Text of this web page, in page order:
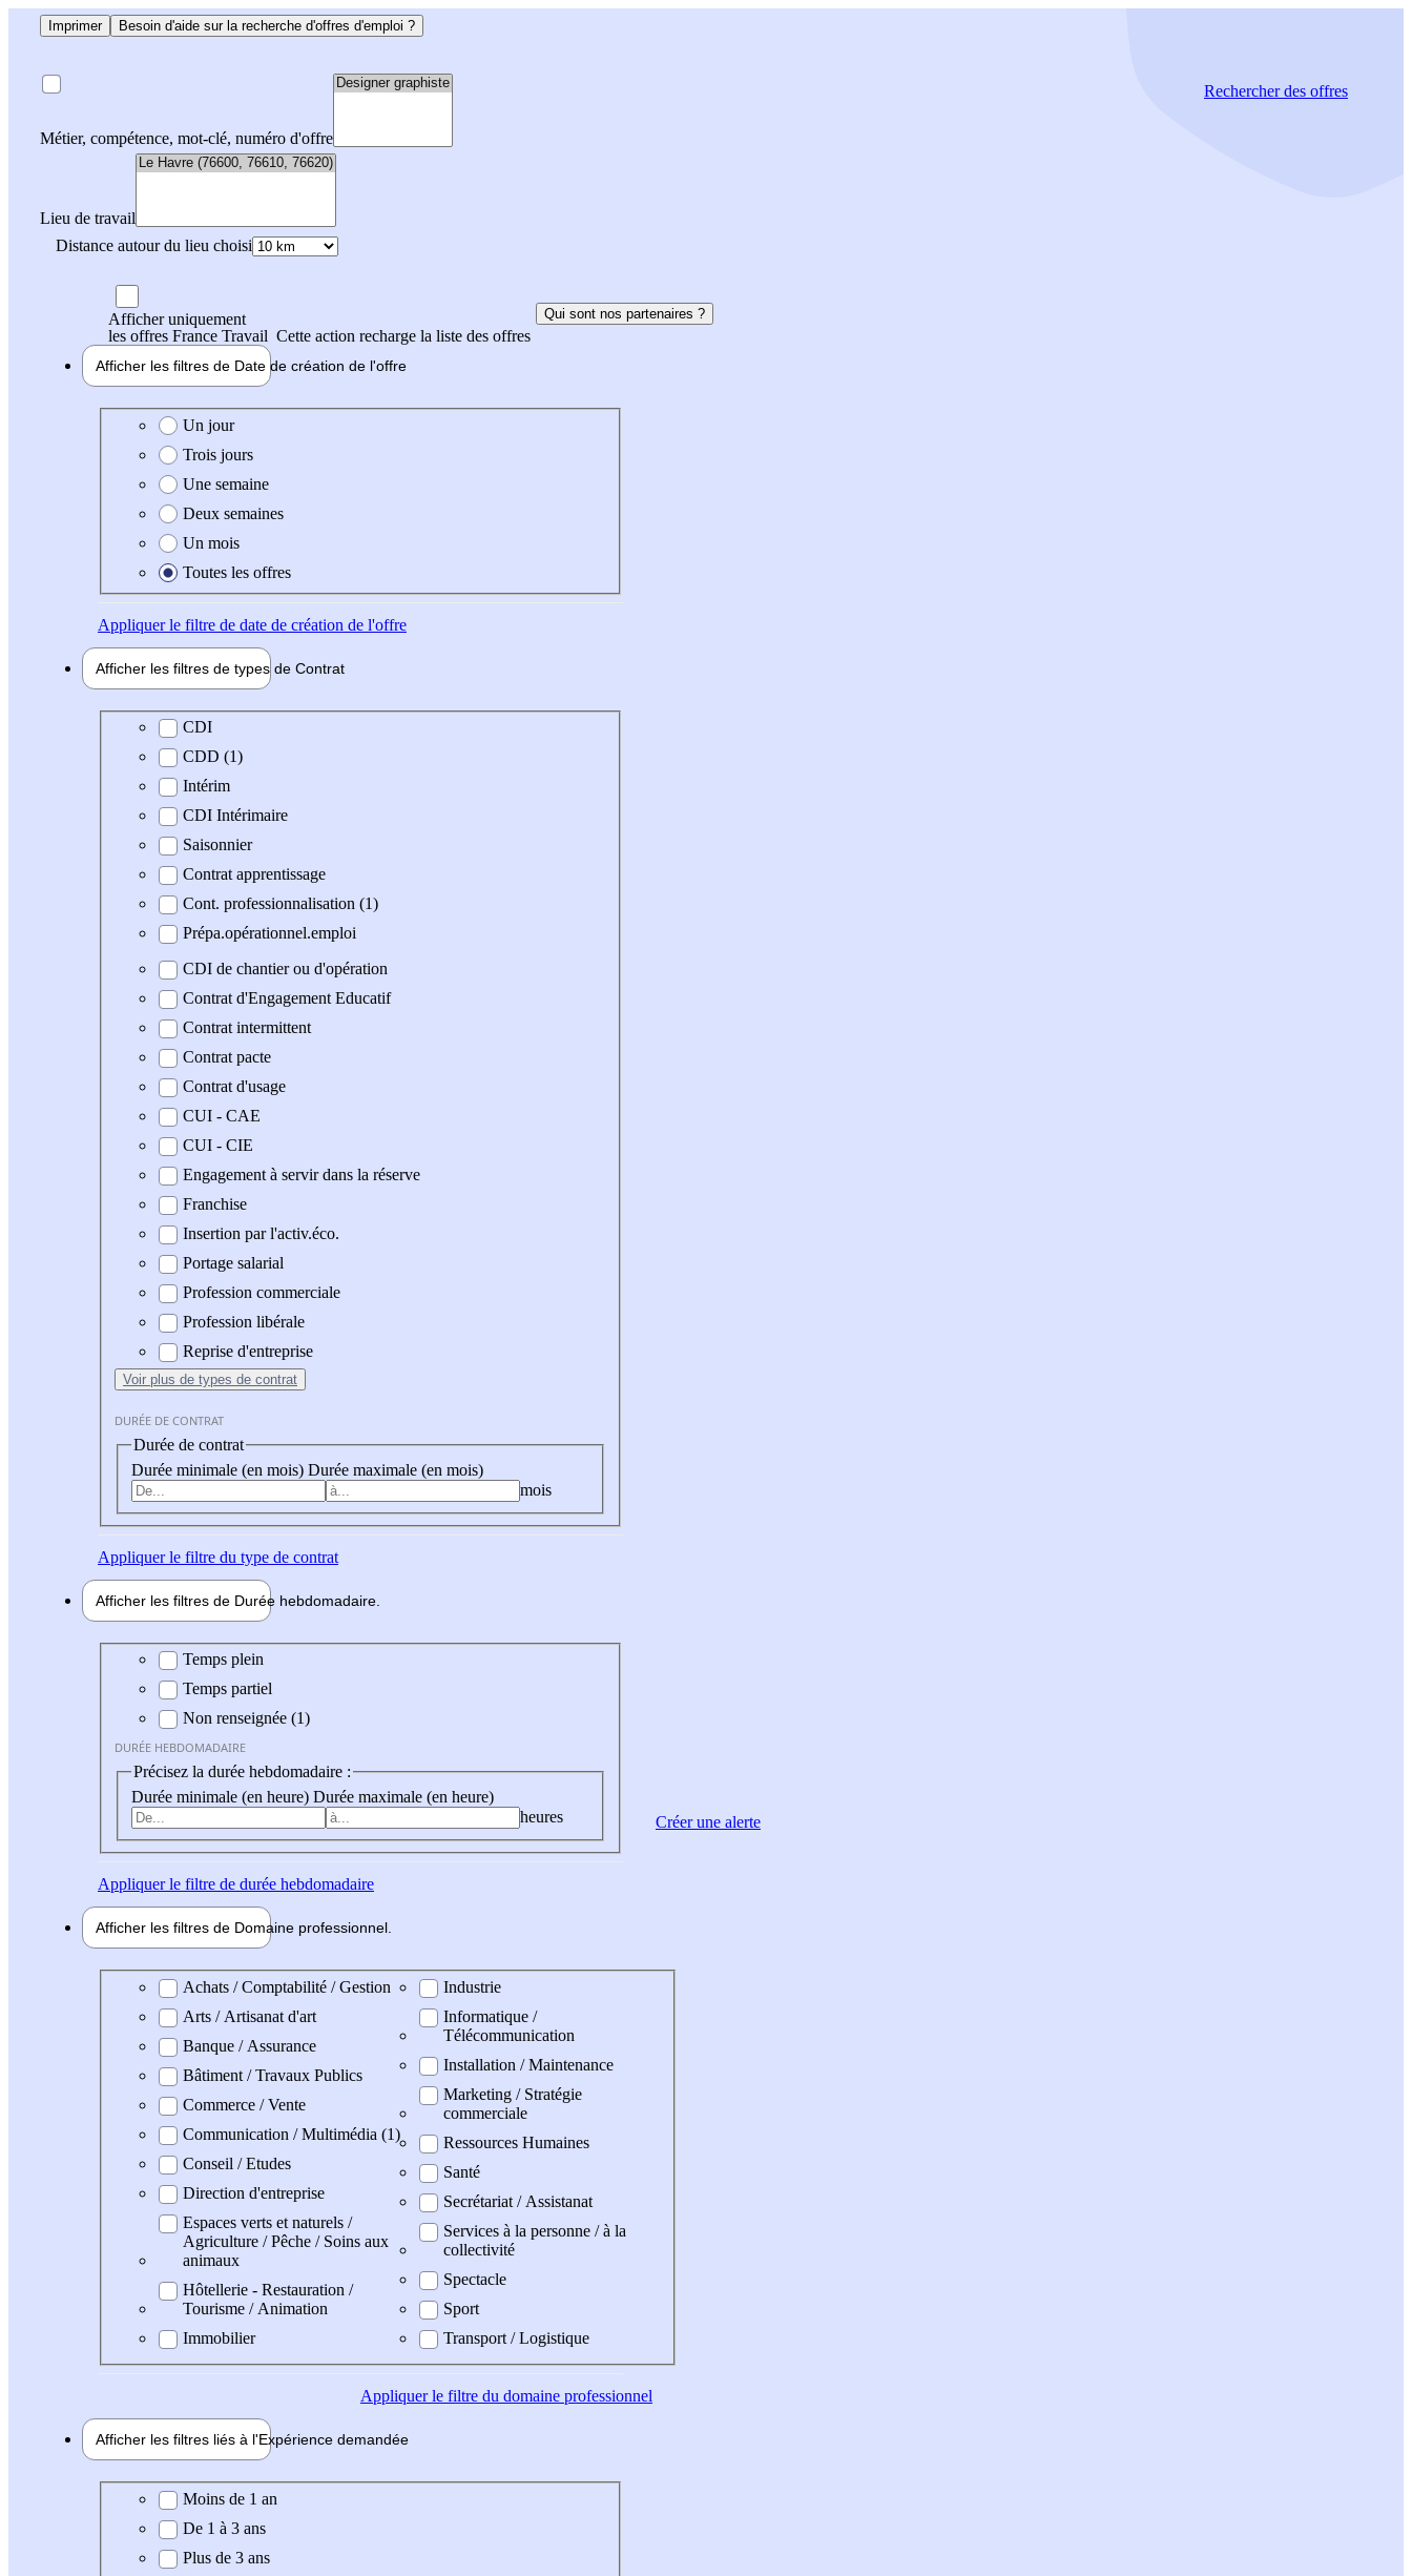
Imprimer Besoin d'aide sur la recherche d'offres d'emploi ?
Métier, compétence, mot-clé, numéro d'offre
Lieu de travail
Distance autour du lieu choisi
Rechercherdes offres
Afficher uniquement
les offres France Travail Cette action recharge la liste des offres
Qui sont nos partenaires ?
Afficher les filtres de Date de création de l'offre
Date de création de l'offre
Un jour
Trois jours
Une semaine
Deux semaines
Un mois
Toutes les offres
Appliquerle filtre de date de création de l'offre
Afficher les filtres de types de Contrat
Type de contrat
CDI
CDD (1)
Intérim
CDI Intérimaire
Saisonnier
Contrat apprentissage
Cont. professionnalisation (1)
Prépa.opérationnel.emploi
CDI de chantier ou d'opération
Contrat d'Engagement Educatif
Contrat intermittent
Contrat pacte
Contrat d'usage
CUI - CAE
CUI - CIE
Engagement à servir dans la réserve
Franchise
Insertion par l'activ.éco.
Portage salarial
Profession commerciale
Profession libérale
Reprise d'entreprise
Voir plus de types de contrat
DURÉE DE CONTRAT
Durée de contrat
Durée minimale (en mois) Durée maximale (en mois)
mois
Appliquerle filtre du type de contrat
Afficher les filtres de Durée hebdomadaire
Durée hebdomadaire
Temps plein
Temps partiel
Non renseignée (1)
DURÉE HEBDOMADAIRE
Précisez la durée hebdomadaire :
Durée minimale (en heure) Durée maximale (en heure)
heures
Appliquerle filtre de durée hebdomadaire
Afficher les filtres de Domaine professionnel
Domaine professionel
Achats / Comptabilité / Gestion
Arts / Artisanat d'art
Banque / Assurance
Bâtiment / Travaux Publics
Commerce / Vente
Communication / Multimédia (1)
Conseil / Etudes
Direction d'entreprise
Espaces verts et naturels /
Agriculture / Pêche / Soins aux
animaux
Hôtellerie - Restauration /
Tourisme / Animation
Immobilier
Industrie
Informatique /
Télécommunication
Installation / Maintenance
Marketing / Stratégie
commerciale
Ressources Humaines
Santé
Secrétariat / Assistanat
Services à la personne / à la
collectivité
Spectacle
Sport
Transport / Logistique
Appliquerle filtre du domaine professionnel
Afficher les filtres liés à l'Expérience demandée
Expérience demandée
Moins de 1 an
De 1 à 3 ans
Plus de 3 ans
Créer une alerte